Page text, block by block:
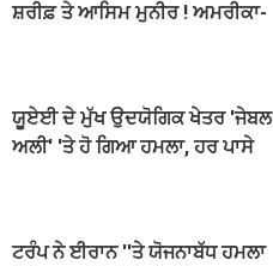
ਸ਼ਰੀਫ਼ ਤੇ ਆਸਿਮ ਮੁਨੀਰ ! ਅਮਰੀਕਾ-
ਯੂਏਈ ਦੇ ਮੁੱਖ ਉਦਯੋਗਿਕ ਖੇਤਰ 'ਜੇਬਲ
ਅਲੀ' 'ਤੇ ਹੋ ਗਿਆ ਹਮਲਾ, ਹਰ ਪਾਸੇ
ਟਰੰਪ ਨੇ ਈਰਾਨ ''ਤੇ ਯੋਜਨਾਬੱਧ ਹਮਲਾ